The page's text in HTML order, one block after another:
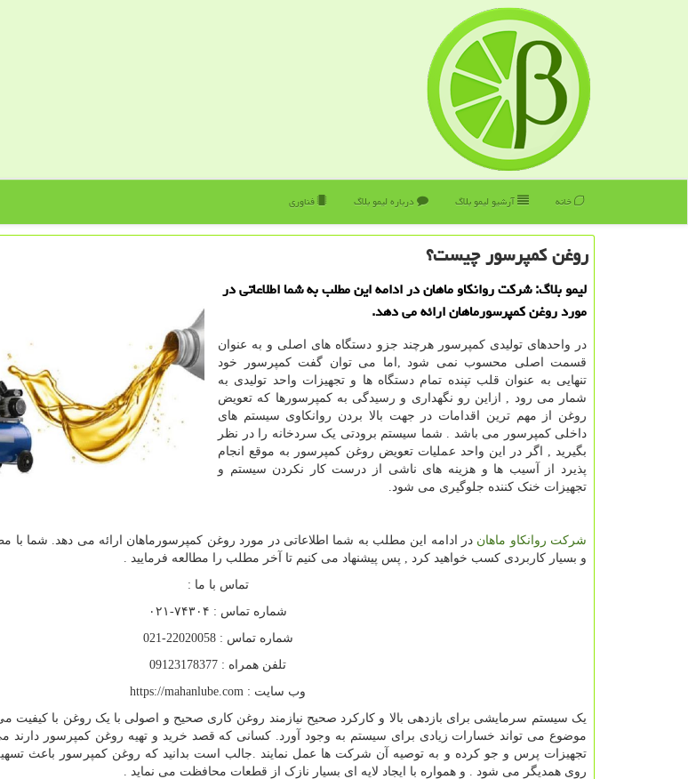
خانه آرشیو لیمو بلاگ درباره لیمو بلاگ فناوری
روغن كمپرسور چیست؟
لیمو بلاگ: شركت روانكاو ماهان در ادامه این مطلب به شما اطلاعاتی در
مورد روغن كمپرسورماهان ارائه می دهد.
در واحدهای تولیدی کمپرسور هرچند جزو دستگاه های اصلی و به عنوان
قسمت اصلی محسوب نمی شود ,اما می توان گفت کمپرسور خود
تنهایی به عنوان قلب تپنده تمام دستگاه ها و تجهیزات واحد تولیدی به
شمار می رود , ازاین رو نگهداری و رسیدگی به کمپرسورها که تعویض
روغن از مهم ترین اقدامات در جهت بالا بردن روانکاوی سیستم های
داخلی کمپرسور می باشد . شما سیستم برودتی یک سردخانه را در نظر
بگیرید , اگر در این واحد عملیات تعویض روغن کمپرسور به موقع انجام
پذیرد از آسیب ها و هزینه های ناشی از درست کار نکردن سیستم و
تجهیزات خنک کننده جلوگیری می شود.
شرکت روانکاو ماهان در ادامه این مطلب به شما اطلاعاتی در مورد روغن کمپرسورماهان ارائه می دهد. شما با
و بسیار کاربردی کسب خواهید کرد , پس پیشنهاد می کنیم تا آخر مطلب را مطالعه فرمایید .
تماس با ما :
شماره تماس : ۷۴۳۰۴-۰۲۱
شماره تماس : 22020058-021
تلفن همراه : 09123178377
وب سایت : https://mahanlube.com
یک سیستم سرمایشی برای بازدهی بالا و کارکرد صحیح نیازمند روغن کاری صحیح و اصولی با یک روغن با کیفیت
موضوع می تواند خسارات زیادی برای سیستم به وجود آورد. کسانی که قصد خرید و تهیه روغن کمپرسور دارند می
تجهیزات پرس و جو کرده و به توصیه آن شرکت ها عمل نمایند .جالب است بدانید که روغن کمپرسور باعث
روی همدیگر می شود . و همواره با ایجاد لایه ای بسیار نازک از قطعات محافظت می نماید .